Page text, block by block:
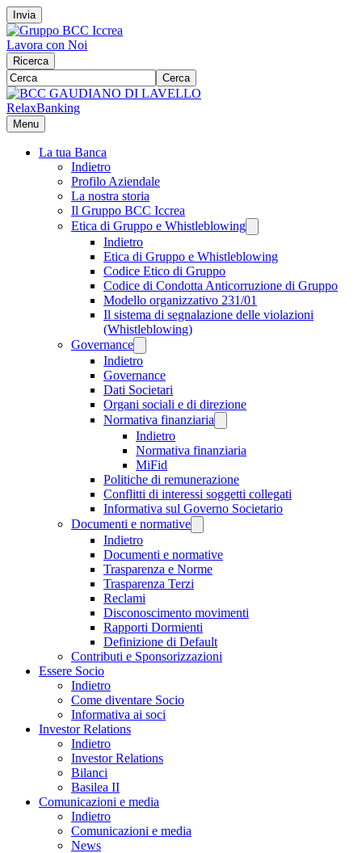
Invia
Lavora con Noi
Ricerca
Cerca
RelaxBanking
Menu
La tua Banca
Indietro
Profilo Aziendale
La nostra storia
Il Gruppo BCC Iccrea
Etica di Gruppo e Whistleblowing
Indietro
Etica di Gruppo e Whistleblowing
Codice Etico di Gruppo
Codice di Condotta Anticorruzione di Gruppo
Modello organizzativo 231/01
Il sistema di segnalazione delle violazioni
(Whistleblowing)
Governance
Indietro
Governance
Dati Societari
Organi sociali e di direzione
Normativa finanziaria
Indietro
Normativa finanziaria
MiFid
Politiche di remunerazione
Conflitti di interessi soggetti collegati
Informativa sul Governo Societario
Documenti e normative
Indietro
Documenti e normative
Trasparenza e Norme
Trasparenza Terzi
Reclami
Disconoscimento movimenti
Rapporti Dormienti
Definizione di Default
Contributi e Sponsorizzazioni
Essere Socio
Indietro
Come diventare Socio
Informativa ai soci
Investor Relations
Indietro
Investor Relations
Bilanci
Basilea II
Comunicazioni e media
Indietro
Comunicazioni e media
News